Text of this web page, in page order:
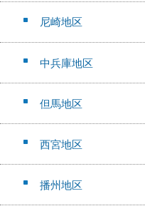
尼崎地区
中兵庫地区
但馬地区
西宮地区
播州地区